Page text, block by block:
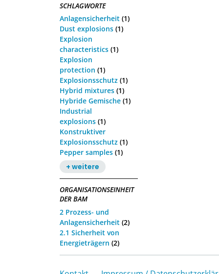
SCHLAGWORTE
Anlagensicherheit (1)
Dust explosions (1)
Explosion
characteristics (1)
Explosion
protection (1)
Explosionsschutz (1)
Hybrid mixtures (1)
Hybride Gemische (1)
Industrial
explosions (1)
Konstruktiver
Explosionsschutz (1)
Pepper samples (1)
+ weitere
ORGANISATIONSEINHEIT
DER BAM
2 Prozess- und
Anlagensicherheit (2)
2.1 Sicherheit von
Energieträgern (2)